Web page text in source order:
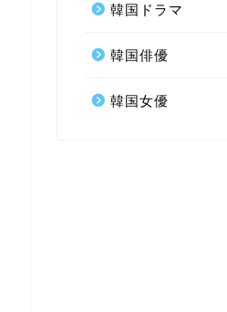
韓国ドラマ
韓国俳優
韓国女優